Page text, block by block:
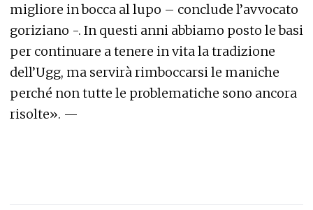
migliore in bocca al lupo – conclude l’avvocato
goriziano -. In questi anni abbiamo posto le basi
per continuare a tenere in vita la tradizione
dell’Ugg, ma servirà rimboccarsi le maniche
perché non tutte le problematiche sono ancora
risolte». —